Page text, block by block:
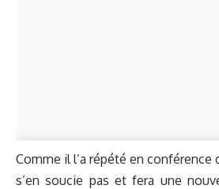
Comme il l’a répété en conférence
s’en soucie pas et fera une